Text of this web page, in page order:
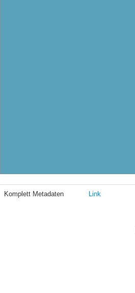
Komplett Metadaten Link